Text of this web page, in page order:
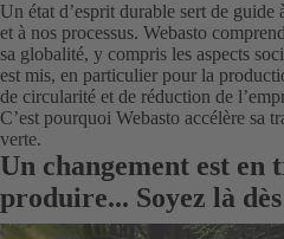
Un état d’esprit durable sert de
et à nos processus. Webasto
sa globalité, y compris les aspects
est mis, en particulier pour la
de circularité et de réduction de
C’est pourquoi Webasto accélère sa
verte.
Un changement est en
produire... Soyez là